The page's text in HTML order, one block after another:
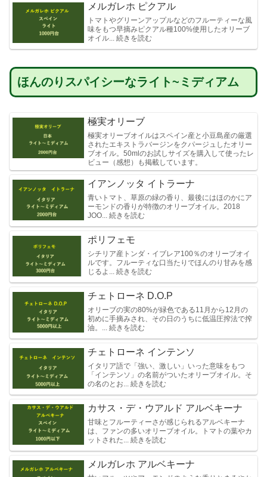
メルガレホ ピクアル
トマトやグリーンアップルなどのフルーティーな風
味をもつ早摘みピクアル種100%使用したオリーブ
オイル... 続きを読む
ほんのりスパイシーなライト~ミディアム
極実オリーブ
極実オリーブオイルはスペイン産と小豆島産の厳選
されたエキストラバージンをクパージュしたオリー
ブオイル。50mlのお試しサイズを購入して使ったレ
ビュー（感想）も掲載しています。
イアンノッタ イトラーナ
青いトマト、草原の緑の香り、最後にはほのかにア
ーモンドの香りが特徴のオリーブオイル。2018
JOO... 続きを読む
ポリフェモ
シチリア産トンダ・イブレア100％のオリーブオイ
ルです。フルーティな口当たりでほんのり甘みを感
じるよ... 続きを読む
チェトローネ D.O.P
オリーブの実の80%が緑色である11月から12月の
初めに手摘みされ、その日のうちに低温圧搾法で搾
油。... 続きを読む
チェトローネ インテンソ
イタリア語で「強い、激しい」いった意味をもつ
「インテンソ」の名前がついたオリーブオイル。そ
の名のとお... 続きを読む
カサス・デ・ウアルド アルベキーナ
甘味とフルーティーさが感じられるアルベキーナ
は、ファンの多いオリーブオイル。トマトの葉やカ
ットされた... 続きを読む
メルガレホ アルベキーナ